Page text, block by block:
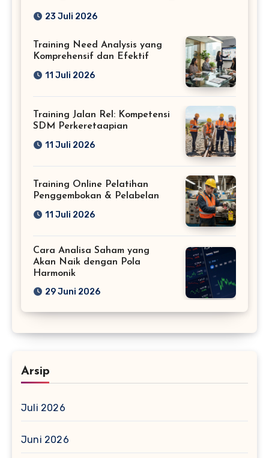
Profesional
23 Juli 2026
Training Need Analysis yang
Komprehensif dan Efektif
11 Juli 2026
Training Jalan Rel: Kompetensi
SDM Perkeretaapian
11 Juli 2026
Training Online Pelatihan
Penggembokan & Pelabelan
11 Juli 2026
Cara Analisa Saham yang
Akan Naik dengan Pola
Harmonik
29 Juni 2026
Arsip
Juli 2026
Juni 2026